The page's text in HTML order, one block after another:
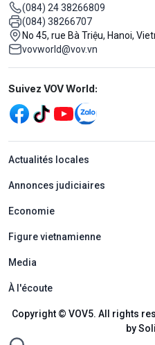
(084) 24 38266809
(084) 38266707
No 45, rue Bà Triệu, Hanoi,
vovworld@vov.vn
Mạng xã hội
Suivez VOV World:
menu footer tiếng
Actualités locales
Annonces judiciaires
Economie
Figure vietnamienne
Media
À l'écoute
Copyright © VOV5. All rights
by